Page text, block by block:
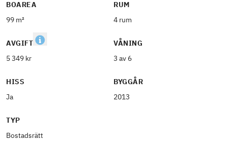
BOAREA
99 m²
RUM
4 rum
AVGIFT
5 349 kr
VÅNING
3 av 6
HISS
Ja
BYGGÅR
2013
TYP
Bostadsrätt